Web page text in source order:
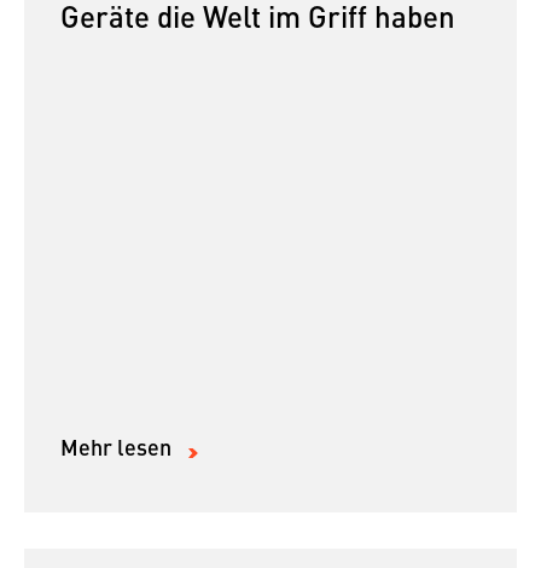
Geräte die Welt im Griff haben
Mehr lesen